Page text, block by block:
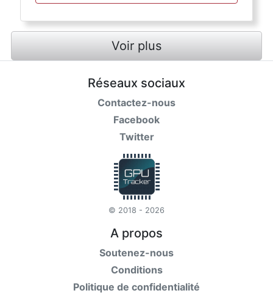
Voir plus
Réseaux sociaux
Contactez-nous
Facebook
Twitter
© 2018 - 2026
A propos
Soutenez-nous
Conditions
Politique de confidentialité